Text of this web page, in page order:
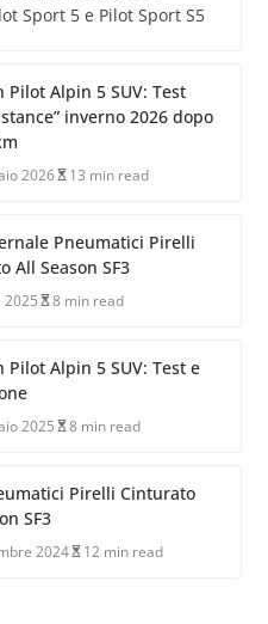
Sport 5 e Pilot Sport S5
Pilot Alpin 5 SUV: Test
inverno 2026 dopo
2026 13 min read
Pneumatici Pirelli
All Season SF3
2025 8 min read
Pilot Alpin 5 SUV: Test e
2025 8 min read
Pirelli Cinturato
SF3
2024 12 min read